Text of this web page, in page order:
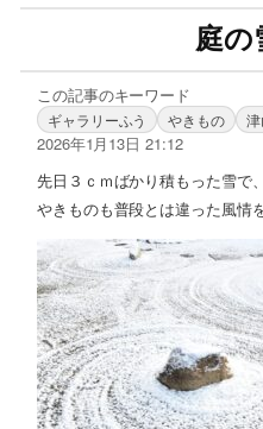
庭の
この記事のキーワード
ギャラリーふう やきもの
2026年1月13日 21:12
先日３ｃｍばかり積もった雪で
やきものも普段とは違った風情